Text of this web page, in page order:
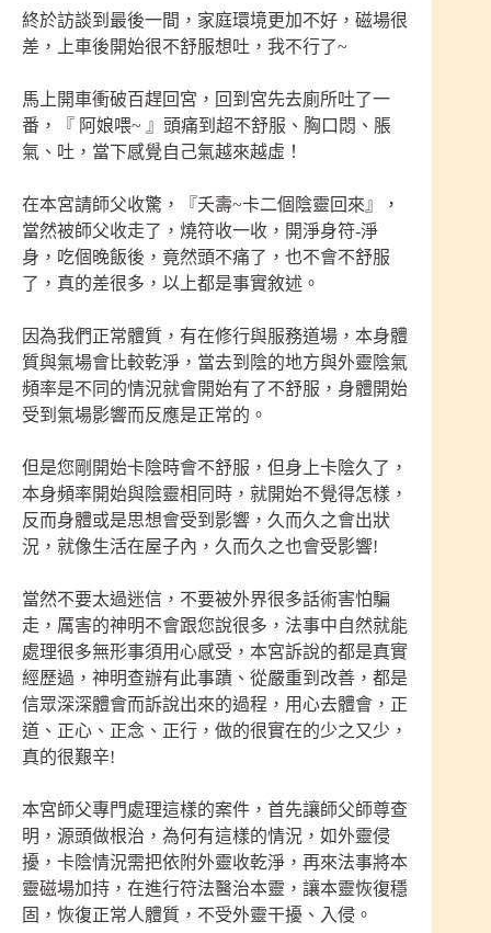
終於訪談到最後一間，家庭環境更加不好，磁場很
差，上車後開始很不舒服想吐，我不行了~
馬上開車衝破百趕回宮，回到宮先去廁所吐了一
番，『 阿娘喂~ 』頭痛到超不舒服、胸口悶、脹
氣、吐，當下感覺自己氣越來越虛！
在本宮請師父收驚，『夭壽~卡二個陰靈回來』，
當然被師父收走了，燒符收一收，開淨身符-淨
身，吃個晚飯後，竟然頭不痛了，也不會不舒服
了，真的差很多，以上都是事實敘述。
因為我們正常體質，有在修行與服務道場，本身體
質與氣場會比較乾淨，當去到陰的地方與外靈陰氣
頻率是不同的情況就會開始有了不舒服，身體開始
受到氣場影響而反應是正常的。
但是您剛開始卡陰時會不舒服，但身上卡陰久了，
本身頻率開始與陰靈相同時，就開始不覺得怎樣，
反而身體或是思想會受到影響，久而久之會出狀
況，就像生活在屋子內，久而久之也會受影響!
當然不要太過迷信，不要被外界很多話術害怕騙
走，厲害的神明不會跟您說很多，法事中自然就能
處理很多無形事須用心感受，本宮訴說的都是真實
經歷過，神明查辦有此事蹟、從嚴重到改善，都是
信眾深深體會而訴說出來的過程，用心去體會，正
道、正心、正念、正行，做的很實在的少之又少，
真的很艱辛!
本宮師父專門處理這樣的案件，首先讓師父師尊查
明，源頭做根治，為何有這樣的情況，如外靈侵
擾，卡陰情況需把依附外靈收乾淨，再來法事將本
靈磁場加持，在進行符法醫治本靈，讓本靈恢復穩
固，恢復正常人體質，不受外靈干擾、入侵。